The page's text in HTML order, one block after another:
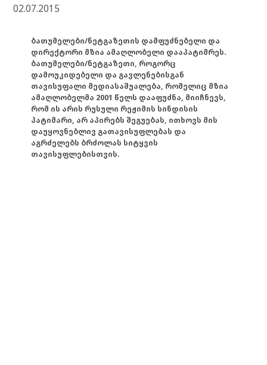
02.07.2015
ბათუმელები/ნეტგაზეთის დამფუძნებელი და
დირექტორი მზია ამაღლობელი დააპატიმრეს.
ბათუმელები/ნეტგაზეთი, როგორც
დამოუკიდებელი და გავლენებისგან
თავისუფალი მედიასაშუალება, რომელიც მზია
ამაღლობელმა 2001 წელს დააფუძნა, მიიჩნევს,
რომ ის არის რუსული რეჟიმის სინდისის
პატიმარი, არ აპირებს შეგუებას, ითხოვს მის
დაუყოვნებლივ გათავისუფლებას და
აგრძელებს ბრძოლას სიტყვის
თავისუფლებისთვის.